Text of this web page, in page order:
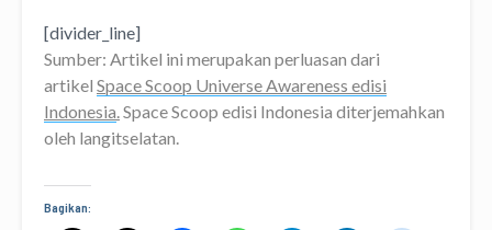
[divider_line]
Sumber: Artikel ini merupakan perluasan dari
artikel Space Scoop Universe Awareness edisi
Indonesia.Space Scoop edisi Indonesia diterjemahkan
oleh langitselatan.
Bagikan: